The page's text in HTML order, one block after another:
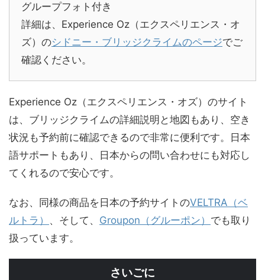
グループフォト付き
詳細は、Experience Oz（エクスペリエンス・オ
ズ）のシドニー・ブリッジクライムのページでご
確認ください。
Experience Oz（エクスペリエンス・オズ）のサイト
は、ブリッジクライムの詳細説明と地図もあり、空き
状況も予約前に確認できるので非常に便利です。日本
語サポートもあり、日本からの問い合わせにも対応し
てくれるので安心です。
なお、同様の商品を日本の予約サイトのVELTRA（ベ
ルトラ） 、そして、 Groupon（グルーポン） でも取り
扱っています。
さいごに